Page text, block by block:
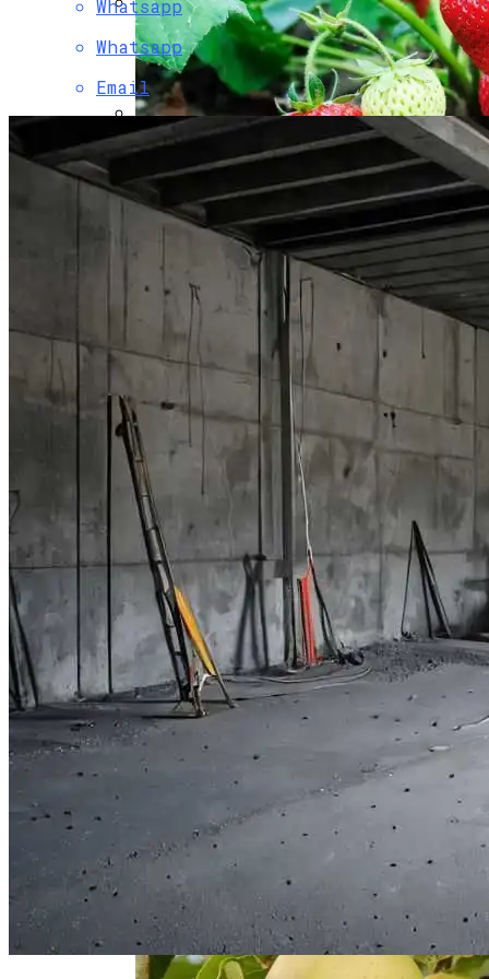
Как Правильно Ухаживать За Паркетом
Чтобы Сохранить Его Надолго
Монтаж Встроенных Шкафов От
Замера До Установки
Как Выбрать Идеальную Беседку Для
Вашего Сада
Виды Ландшафтного Освещения Для
Вашего Участка
Корректировка Полива Под Сезонные
Изменения Для Вашего Сада
Горящие Туры В Китай Из Барнаула:
Путешествие, Которое Не Стоит
Упускать
Жемчужина Абхазии — Пицунда
Сорта Клубники Для Выращивания В
Открытом Грунте
Советы По Выращиванию Малины:
Выбор Сорта И Уход За Кустарниками
Whatsapp
Whatsapp
Email